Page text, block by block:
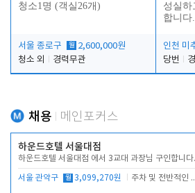
청소1명 (객실26개)
서울 종로구 월 2,600,000원
청소 외
경력무관
성실하
합니다.
인천 미
당번
채용 메인포커스
하운드호텔 서울대점
하운드호텔 서울대점 에서 3교대 과장님 구인합니다.
서울 관악구 월 3,099,270원 주차 및 전반